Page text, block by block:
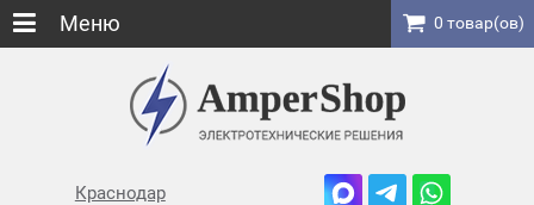
Краснодар
Меню 0 товар(ов)